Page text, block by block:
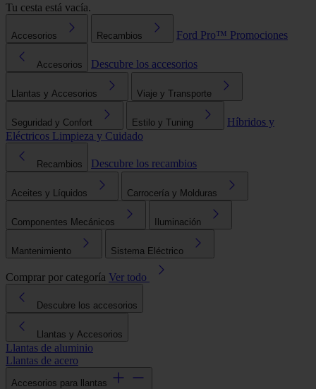
Tu cesta está vacía.
Accesorios Recambios Ford Pro™ Promociones
Accesorios Descubre los accesorios
Llantas y Accesorios Viaje y Transporte
Seguridad y Confort Estilo y Tuning
Híbridos y
Eléctricos Limpieza y Cuidado
Recambios Descubre los recambios
Aceites y Líquidos Carrocería y Molduras
Componentes Mecánicos Iluminación
Mantenimiento Sistema Eléctrico
Comprar por categoría Ver todo
Descubre los accesorios
Llantas y Accesorios
Llantas de aluminio
Llantas de acero
Accesorios para llantas